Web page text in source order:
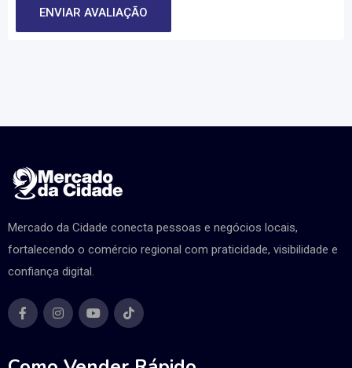
Mercado da Cidade conecta pessoas e negócios locais,
fortalecendo o comércio regional com praticidade, visibilidade e
confiança digital.